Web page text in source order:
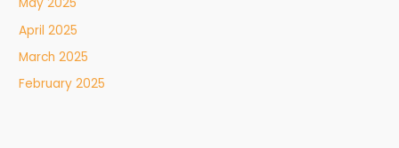
April 2025
March 2025
February 2025